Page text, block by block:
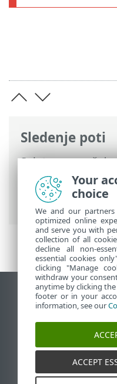
Sledenje poti
Spletna pomoč
Endpoint Antivirus
ESET Endpoint
Računalnik
Prikaz mesta na
End of Life
Zbirka znanja
Forum družbe ESET
ESET Status Portal
Podpora v regiji
Your
choice
We and our
optimized online
and serve you with
collection of all
decline all non-
essential cookies
clicking "Manage
withdraw your
anytime by clicking
footer or in your
information, see our
ACCEPT